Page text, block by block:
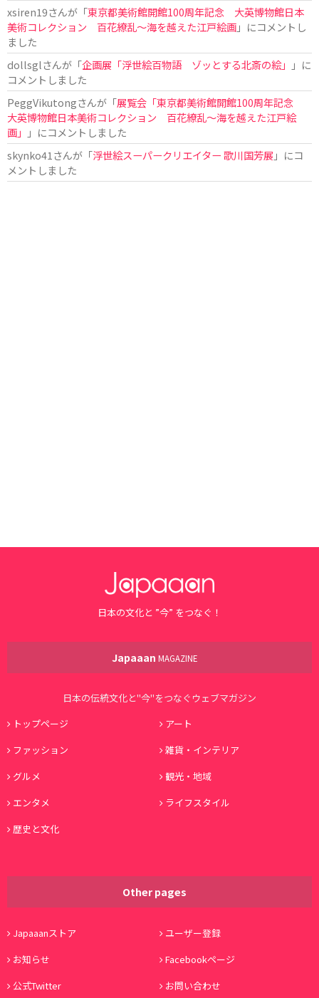
xsiren19さんが「東京都美術館開館100周年記念 大英博物館日本
美術コレクション 百花繚乱～海を越えた江戸絵画」にコメントし
ました
dollsglさんが「企画展「浮世絵百物語 ゾッとする北斎の絵」
」に
コメントしました
PeggVikutongさんが「展覧会「東京都美術館開館100周年記念
大英博物館日本美術コレクション 百花繚乱〜海を越えた江戸絵
画」
」にコメントしました
skynko41さんが「浮世絵スーパークリエイター 歌川国芳展 」にコ
メントしました
日本の文化と ”今” をつなぐ！
Japaaan MAGAZINE
日本の伝統文化と"今"をつなぐウェブマガジン
トップページ
アート
ファッション
雑貨・インテリア
グルメ
観光・地域
エンタメ
ライフスタイル
歴史と文化
Other pages
Japaaanストア
ユーザー登録
お知らせ
Facebookページ
公式Twitter
お問い合わせ